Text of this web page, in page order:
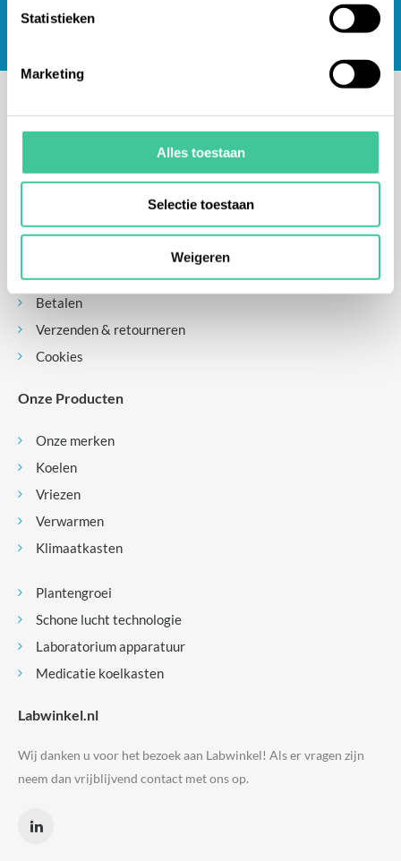
Statistieken
Marketing
Alles toestaan
Selectie toestaan
Weigeren
Nieuws
Privacyverklaring
Betalen
Verzenden & retourneren
Cookies
Onze Producten
Onze merken
Koelen
Vriezen
Verwarmen
Klimaatkasten
Plantengroei
Schone lucht technologie
Laboratorium apparatuur
Medicatie koelkasten
Labwinkel.nl
Wij danken u voor het bezoek aan Labwinkel! Als er vragen zijn
neem dan vrijblijvend contact met ons op.